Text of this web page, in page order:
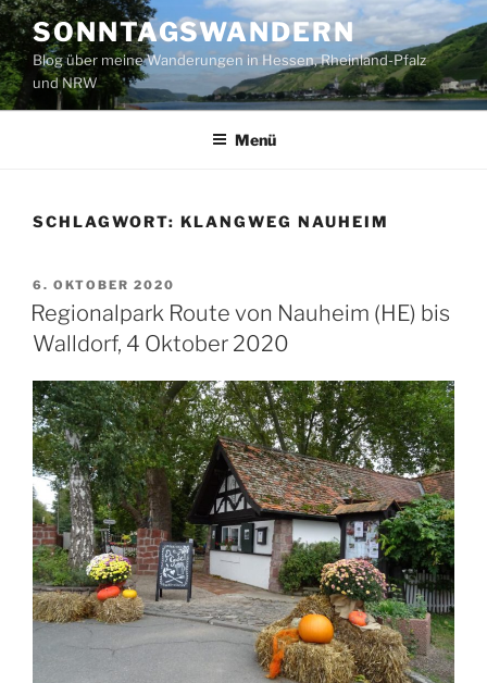
Zum
Inhalt
springen
SONNTAGSWANDERN
Blog über meine Wanderungen in Hessen, Rheinland-Pfalz
und NRW
Menü
SCHLAGWORT: KLANGWEG NAUHEIM
VERÖFFENTLICHT
AM
6. OKTOBER 2020
Regionalpark Route von Nauheim (HE) bis
Walldorf, 4 Oktober 2020